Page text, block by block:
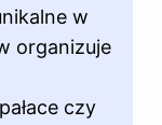
w
organizuje
czy